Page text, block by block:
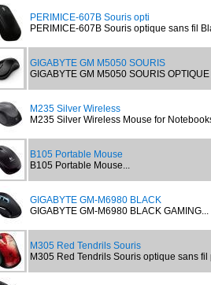
PERIMICE-607B Souris opti
PERIMICE-607B Souris optique sans fil
GIGABYTE GM M5050 SOURIS
GIGABYTE GM M5050 SOURIS
M235 Silver Wireless
M235 Silver Wireless Mouse for
B105 Portable Mouse
B105 Portable Mouse...
GIGABYTE GM-M6980 BLACK
GIGABYTE GM-M6980 BLACK GAMING...
M305 Red Tendrils Souris
M305 Red Tendrils Souris optique sans fil